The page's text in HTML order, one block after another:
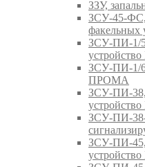
ЗЗУ,
ЗСУ-45-ФС,
ЗСУ-ПИ-1/
ЗСУ-ПИ-1/6,
ПРОМА
ЗСУ-ПИ-38,
ЗСУ-ПИ-38-
ЗСУ-ПИ-45,